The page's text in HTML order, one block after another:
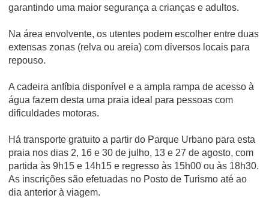
garantindo uma maior segurança a crianças e adultos.
Na área envolvente, os utentes podem escolher entre duas
extensas zonas (relva ou areia) com diversos locais para
repouso.
A cadeira anfíbia disponível e a ampla rampa de acesso à
água fazem desta uma praia ideal para pessoas com
dificuldades motoras.
Há transporte gratuito a partir do Parque Urbano para esta
praia nos dias 2, 16 e 30 de julho, 13 e 27 de agosto, com
partida às 9h15 e 14h15 e regresso às 15h00 ou às 18h30.
As inscrições são efetuadas no Posto de Turismo até ao
dia anterior à viagem.